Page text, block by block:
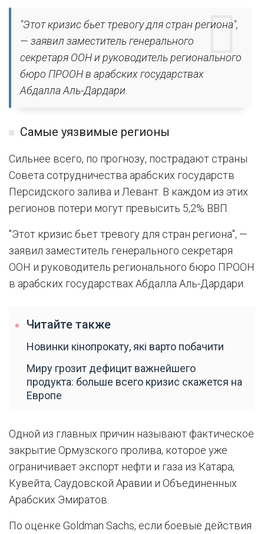
"Этот кризис бьет тревогу для стран региона",
— заявил заместитель генерального
секретаря ООН и руководитель регионального
бюро ПРООН в арабских государствах
Абдалла Аль-Дардари.
Самые уязвимые регионы
Сильнее всего, по прогнозу, пострадают страны
Совета сотрудничества арабских государств
Персидского залива и Левант. В каждом из этих
регионов потери могут превысить 5,2% ВВП.
"Этот кризис бьет тревогу для стран региона", —
заявил заместитель генерального секретаря
ООН и руководитель регионального бюро ПРООН
в арабских государствах Абдалла Аль-Дардари.
Читайте также
Новинки кінопрокату, які варто побачити
Миру грозит дефицит важнейшего
продукта: больше всего кризис скажется на
Европе
Одной из главных причин называют фактическое
закрытие Ормузского пролива, которое уже
ограничивает экспорт нефти и газа из Катара,
Кувейта, Саудовской Аравии и Объединенных
Арабских Эмиратов.
По оценке Goldman Sachs, если боевые действия